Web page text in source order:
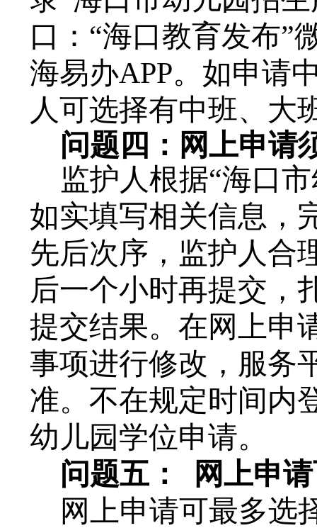
口：“海口教育发布”
海易办APP。如申请
人可选择有中班、大
问题四：网上申请
监护人根据“海口
如实填写相关信息，
先后次序，监护人合
后一个小时再提交，
提交结果。在网上申
事项进行修改，服务
准。不在规定时间内
幼儿园学位申请。
问题五 ：
网上申
网上申请可最多选